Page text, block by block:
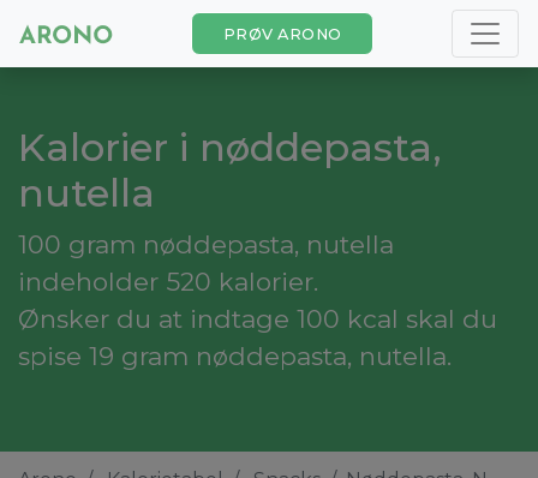
PRØV ARONO
Kalorier i nøddepasta,
nutella
100 gram nøddepasta, nutella
indeholder 520 kalorier.
Ønsker du at indtage 100 kcal skal du
spise 19 gram nøddepasta, nutella.